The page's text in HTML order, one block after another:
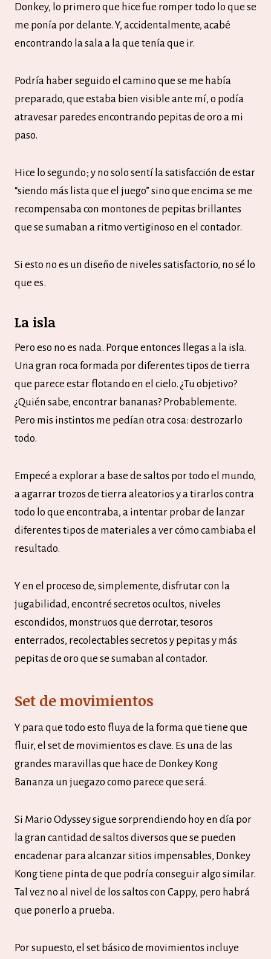
Donkey, lo primero que hice fue romper todo lo que se
me ponía por delante. Y, accidentalmente, acabé
encontrando la sala a la que tenía que ir.
Podría haber seguido el camino que se me había
preparado, que estaba bien visible ante mí, o podía
atravesar paredes encontrando pepitas de oro a mi
paso.
Hice lo segundo; y no solo sentí la satisfacción de estar
“siendo más lista que el juego” sino que encima se me
recompensaba con montones de pepitas brillantes
que se sumaban a ritmo vertiginoso en el contador.
Si esto no es un diseño de niveles satisfactorio, no sé lo
que es.
La isla
Pero eso no es nada. Porque entonces llegas a la isla.
Una gran roca formada por diferentes tipos de tierra
que parece estar flotando en el cielo. ¿Tu objetivo?
¿Quién sabe, encontrar bananas? Probablemente.
Pero mis instintos me pedían otra cosa: destrozarlo
todo.
Empecé a explorar a base de saltos por todo el mundo,
a agarrar trozos de tierra aleatorios y a tirarlos contra
todo lo que encontraba, a intentar probar de lanzar
diferentes tipos de materiales a ver cómo cambiaba el
resultado.
Y en el proceso de, simplemente, disfrutar con la
jugabilidad, encontré secretos ocultos, niveles
escondidos, monstruos que derrotar, tesoros
enterrados, recolectables secretos y pepitas y más
pepitas de oro que se sumaban al contador.
Set de movimientos
Y para que todo esto fluya de la forma que tiene que
fluir, el set de movimientos es clave. Es una de las
grandes maravillas que hace de Donkey Kong
Bananza un juegazo como parece que será.
Si Mario Odyssey sigue sorprendiendo hoy en día por
la gran cantidad de saltos diversos que se pueden
encadenar para alcanzar sitios impensables, Donkey
Kong tiene pinta de que podría conseguir algo similar.
Tal vez no al nivel de los saltos con Cappy, pero habrá
que ponerlo a prueba.
Por supuesto, el set básico de movimientos incluye